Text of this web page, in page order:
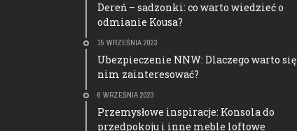
Dereń – sadzonki: co warto wiedzieć o
odmianie Kousa?
15 WRZEŚNIA 2023
Ubezpieczenie NNW: Dlaczego warto się
nim zainteresować?
6 WRZEŚNIA 2023
Przemysłowe inspiracje: Konsola do
przedpokoju i inne meble loftowe